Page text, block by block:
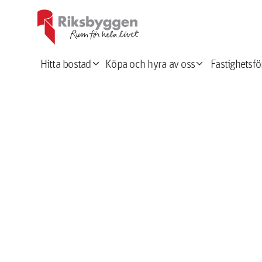
Hitta bostadexpand_more Köpa och hyra av ossexpand_more